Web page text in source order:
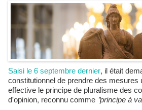
Saisi le 6 septembre dernier, il était
constitutionnel de prendre des mesures
effective le principe de pluralisme des
d'opinion, reconnu comme "principe à